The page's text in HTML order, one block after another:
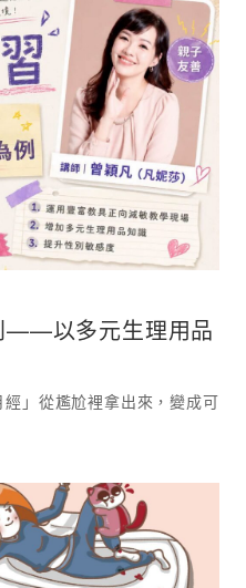
——以多元生理用品
」從尷尬裡拿出來，變成可